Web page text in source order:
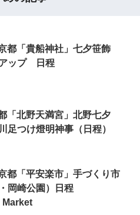
都「貴船神社」七夕笹飾
ップ 日程
「北野天満宮」北野七夕
足つけ燈明神事（日程）
都「平安楽市」手づくり市
・岡崎公園）日程
Market